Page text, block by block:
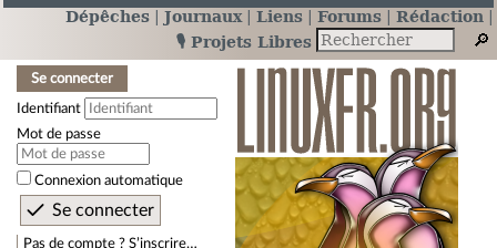
Dépêches Journaux Liens Forums
Rédaction
🎙️ Projets Libres
Se connecter
Identifiant
Mot de passe
Connexion automatique
Pas de compte ? S’inscrire…